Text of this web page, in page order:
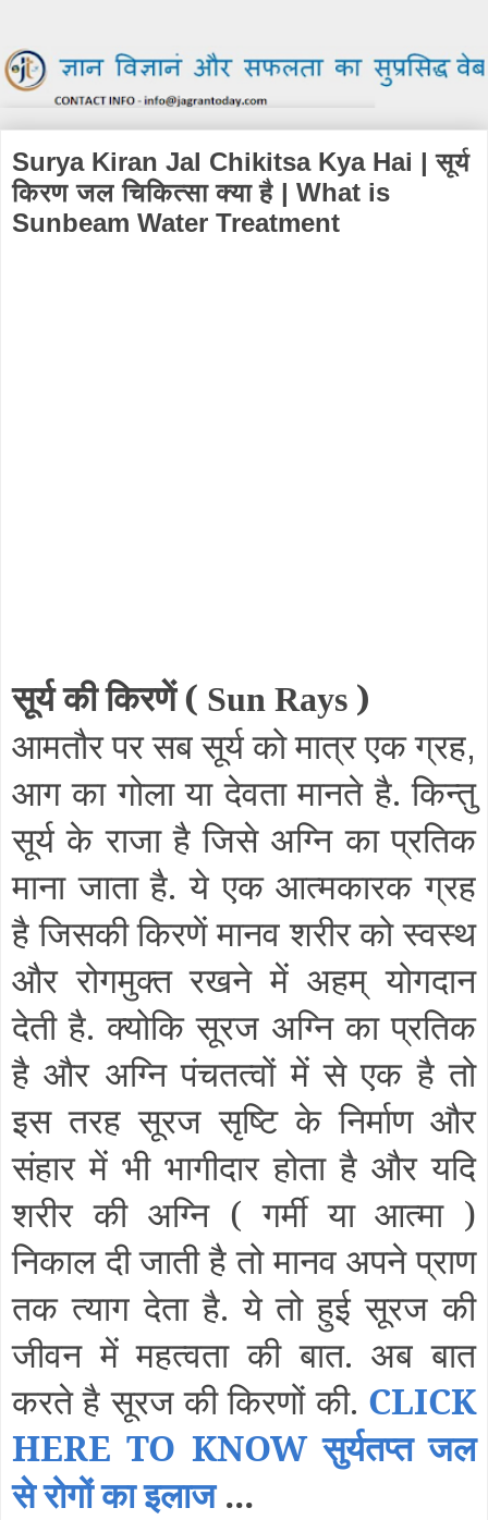
Surya Kiran Jal Chikitsa Kya Hai | सूर्य
किरण जल चिकित्सा क्या है | What is
Sunbeam Water Treatment
सूर्य की किरणें ( Sun Rays )
आमतौर पर सब सूर्य को मात्र एक ग्रह,
आग का गोला या देवता मानते है. किन्तु
सूर्य के राजा है जिसे अग्नि का प्रतिक
माना जाता है. ये एक आत्मकारक ग्रह
है जिसकी किरणें मानव शरीर को स्वस्थ
और रोगमुक्त रखने में अहम् योगदान
देती है. क्योकि सूरज अग्नि का प्रतिक
है और अग्नि पंचतत्वों में से एक है तो
इस तरह सूरज सृष्टि के निर्माण और
संहार में भी भागीदार होता है और यदि
शरीर की अग्नि ( गर्मी या आत्मा )
निकाल दी जाती है तो मानव अपने प्राण
तक त्याग देता है. ये तो हुई सूरज की
जीवन में महत्वता की बात. अब बात
करते है सूरज की किरणों की. CLICK
HERE TO KNOW सुर्यतप्त जल
से रोगों का इलाज...